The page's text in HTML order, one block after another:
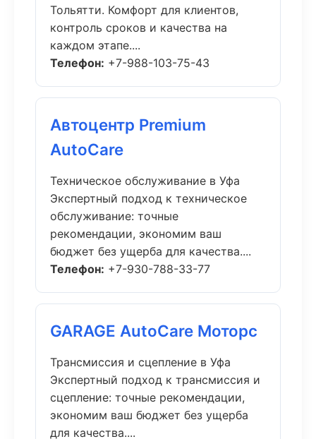
Тольятти. Комфорт для клиентов,
контроль сроков и качества на
каждом этапе....
Телефон: +7-988-103-75-43
Автоцентр Premium
AutoCare
Техническое обслуживание в Уфа
Экспертный подход к техническое
обслуживание: точные
рекомендации, экономим ваш
бюджет без ущерба для качества....
Телефон: +7-930-788-33-77
GARAGE AutoCare Моторс
Трансмиссия и сцепление в Уфа
Экспертный подход к трансмиссия и
сцепление: точные рекомендации,
экономим ваш бюджет без ущерба
для качества....